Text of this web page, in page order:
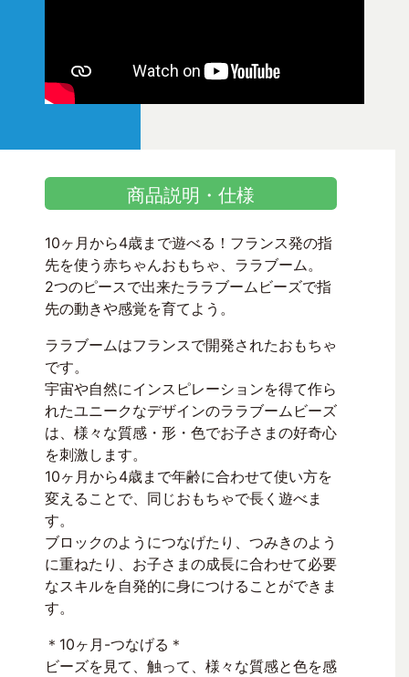
商品説明・仕様
10ヶ月から4歳まで遊べる！フランス発の指
先を使う赤ちゃんおもちゃ、ララブーム。
2つのピースで出来たララブームビーズで指
先の動きや感覚を育てよう。
ララブームはフランスで開発されたおもちゃ
です。
宇宙や自然にインスピレーションを得て作ら
れたユニークなデザインのララブームビーズ
は、様々な質感・形・色でお子さまの好奇心
を刺激します。
10ヶ月から4歳まで年齢に合わせて使い方を
変えることで、同じおもちゃで長く遊べま
す。
ブロックのようにつなげたり、つみきのよう
に重ねたり、お子さまの成長に合わせて必要
なスキルを自発的に身につけることができま
す。
＊10ヶ月-つなげる＊
ビーズを見て、触って、様々な質感と色を感